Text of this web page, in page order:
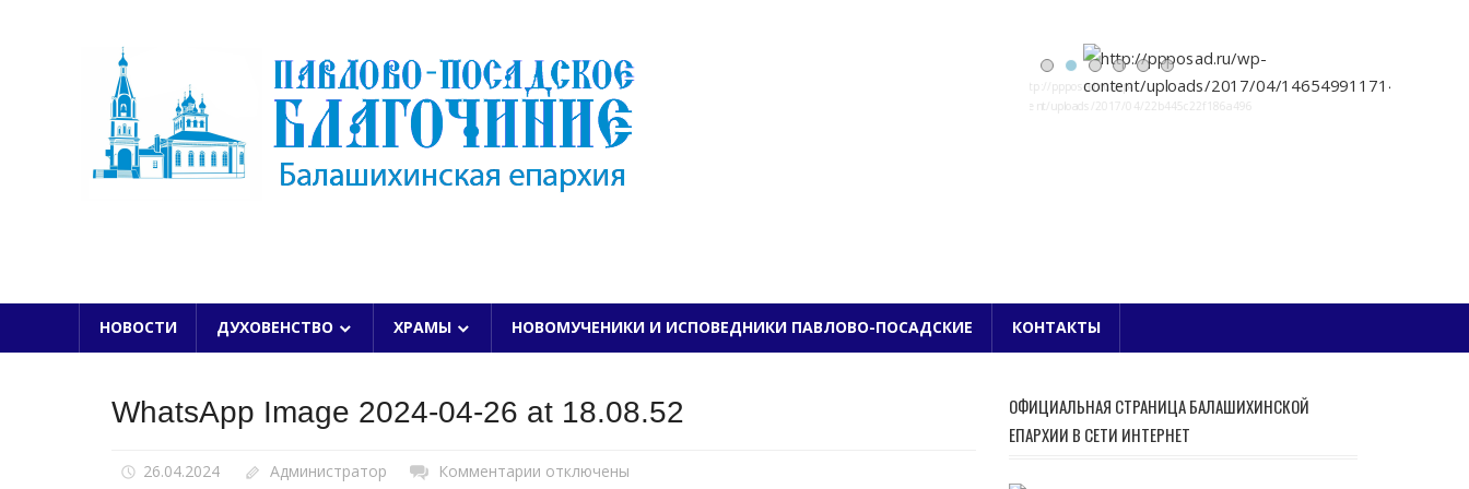
ПАВЛОВО-ПОСАДСКОЕ БЛАГОЧИНИЕ
НОВОСТИ ДУХОВЕНСТВО ХРАМЫ НОВОМУЧЕНИКИ И ИСПОВЕДНИКИ ПАВЛОВО-ПОСАДСКИЕ КОНТАКТЫ
WhatsApp Image 2024-04-26 at 18.08.52
26.04.2024 Администратор Комментарии котключены
ОФИЦИАЛЬНАЯ СТРАНИЦА БАЛАШИХИНСКОЙ
ЕПАРХИИ В СЕТИ ИНТЕРНЕТ